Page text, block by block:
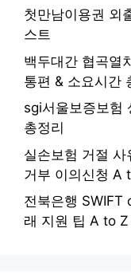
첫만남이용권 외
스트
백두대간 협곡열
통편 & 소요시간
sgi서울보증보험
총정리
실손보험 거절
거부 이의신청 A
전북은행 SWIFT
래 지원 팁 A to Z